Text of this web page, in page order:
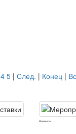
4 5 | След. | Конец |
Мероприятия